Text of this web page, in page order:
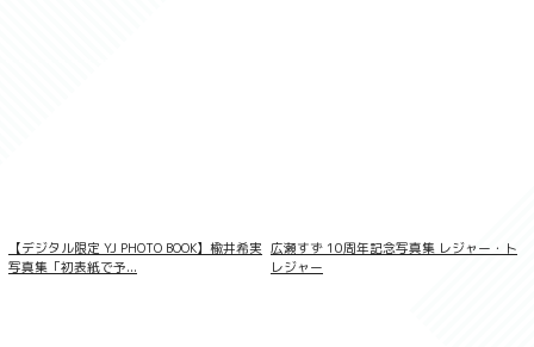
【デジタル限定 YJ PHOTO BOOK】楡井希実
写真集「初表紙で予...
広瀬すず 10周年記念写真集 レジャー・ト
レジャー